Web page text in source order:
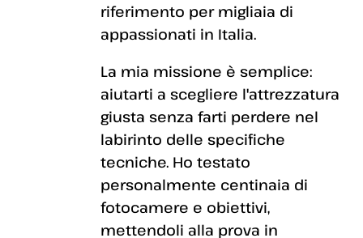
riferimento per migliaia di
appassionati in Italia.
La mia missione è semplice:
aiutarti a scegliere l'attrezzatura
giusta senza farti perdere nel
labirinto delle specifiche
tecniche. Ho testato
personalmente centinaia di
fotocamere e obiettivi,
mettendoli alla prova in